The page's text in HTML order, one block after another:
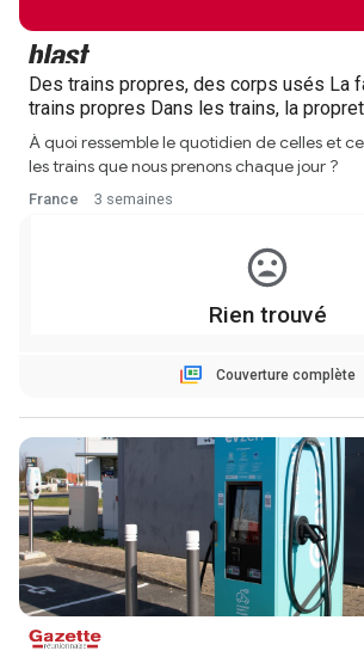
Des trains propres, des corps usés La
trains propres Dans les trains, la
À quoi ressemble le quotidien de celles et
les trains que nous prenons chaque jour ?
France 3 semaines
Couverture complète